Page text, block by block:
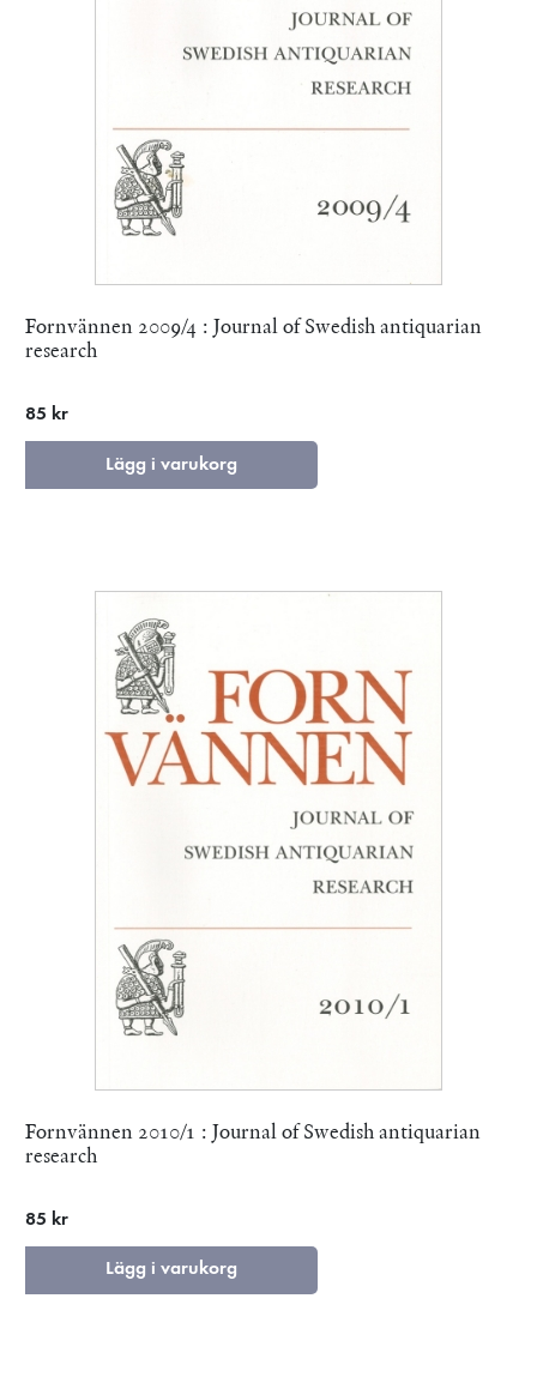
Fornvännen 2009/4 : Journal of Swedish antiquarian
research
85 kr
Lägg i varukorg
Fornvännen 2010/1 : Journal of Swedish antiquarian
research
85 kr
Lägg i varukorg